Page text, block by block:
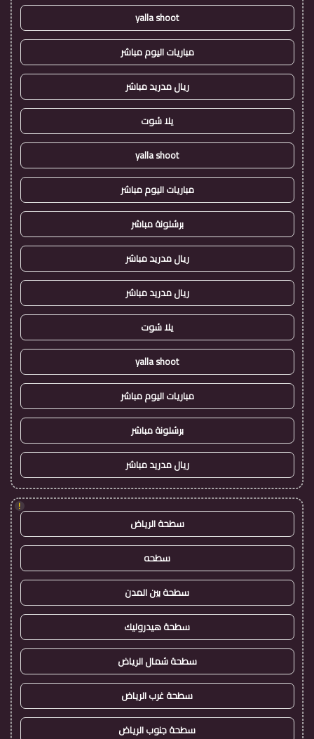
yalla shoot
مباريات اليوم مباشر
ريال مدريد مباشر
يلا شوت
yalla shoot
مباريات اليوم مباشر
برشلونة مباشر
ريال مدريد مباشر
ريال مدريد مباشر
يلا شوت
yalla shoot
مباريات اليوم مباشر
برشلونة مباشر
ريال مدريد مباشر
!
سطحة الرياض
سطحه
سطحة بين المدن
سطحة هيدروليك
سطحة شمال الرياض
سطحة غرب الرياض
سطحة جنوب الرياض